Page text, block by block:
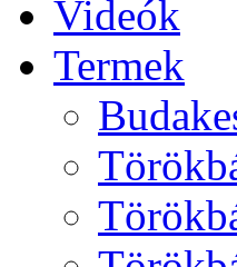
Videók
Termek